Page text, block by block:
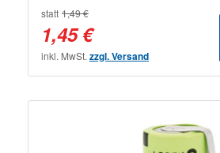
statt 1,49 €
1,45 €
inkl. MwSt. zzgl. Versand